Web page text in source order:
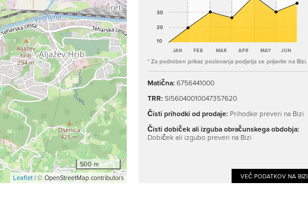
500 m
Leaflet| © OpenStreetMap contributors
* Za podroben prikaz poslovanja podjetja se prijavite na Bizi.
Matična:6756441000
TRR:SI56040010047357620
Čisti prihodki od prodaje: Prihodke preveri na Bizi
Čisti dobiček ali izguba obračunskega obdobja:
Dobiček ali izgubo preveri na Bizi
VEČ PODATKOV NA BIZI